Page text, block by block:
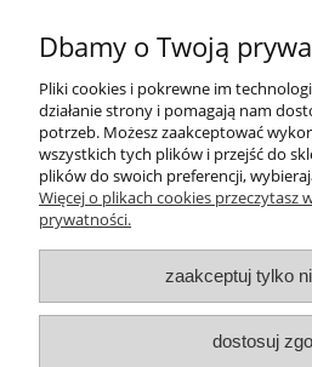
powiadom o
« 1 2
Pomoc
Moje konto
Dbamy o Twoją
Pliki cookies i pokrewne im
działanie strony i pomagają nam
potrzeb. Możesz zaakceptować
wszystkich tych plików i przejść do
plików do swoich preferencji,
Więcej o plikach cookies przeczytasz
prywatności.
zaakceptuj tylko
dostosuj